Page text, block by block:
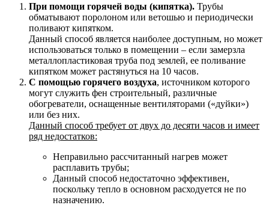
При помощи горячей воды (кипятка). Трубы
обматывают поролоном или ветошью и периодически
поливают кипятком.
Данный способ является наиболее доступным, но может
использоваться только в помещении – если замерзла
металлопластиковая труба под землей, ее поливание
кипятком может растянуться на 10 часов.
С помощью горячего воздуха, источником которого
могут служить фен строительный, различные
обогреватели, оснащенные вентиляторами («дуйки»)
или без них.
Данный способ требует от двух до десяти часов и имеет
ряд недостатков:
Неправильно рассчитанный нагрев может
расплавить трубы;
Данный способ недостаточно эффективен,
поскольку тепло в основном расходуется не по
назначению.